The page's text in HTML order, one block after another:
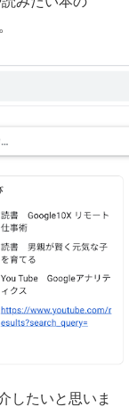
したいと思いま